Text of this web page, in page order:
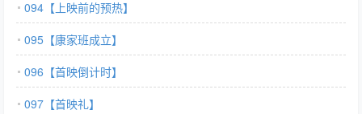
094【上映前的预热】
095【康家班成立】
096【首映倒计时】
097【首映礼】